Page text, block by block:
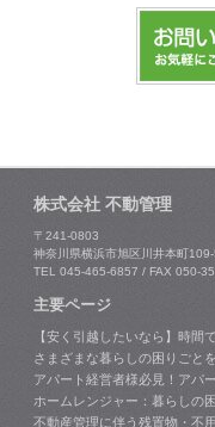
株式会社 不動管理
〒241-0803
神奈川県横浜市旭区川井本町109-
TEL 045-465-6857 / FAX 050-
主要ページ
【安く引越したいなら】時間
さまざまな暮らしの困りごと
アパート経営者様必見！アパ
ホームレンジャー：暮らしの
不動産管理に伴う残置物・不